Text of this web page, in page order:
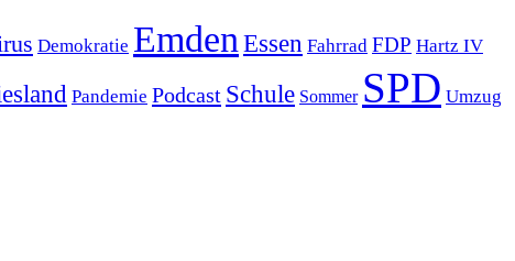
Demokratie Emden Essen Fahrrad FDP Hartz IV
Pandemie Podcast Schule Sommer SPD Umzug